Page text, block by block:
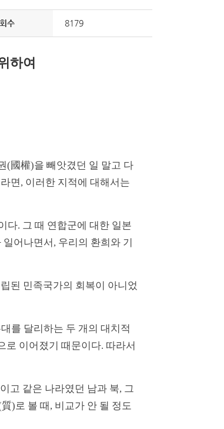
수 8179
하여
(國權)을 빼앗겼던 일 말고 다
면, 이러한 지적에 대해서는
다. 그 때 연합군에 대한 일본
어나면서, 우리의 환희와 기
된 민족국가의 회복이 아니었
를 달리하는 두 개의 대치적
로 이어졌기 때문이다. 따라서
고 같은 나라였던 남과 북, 그
)로 볼 때, 비교가 안 될 정도